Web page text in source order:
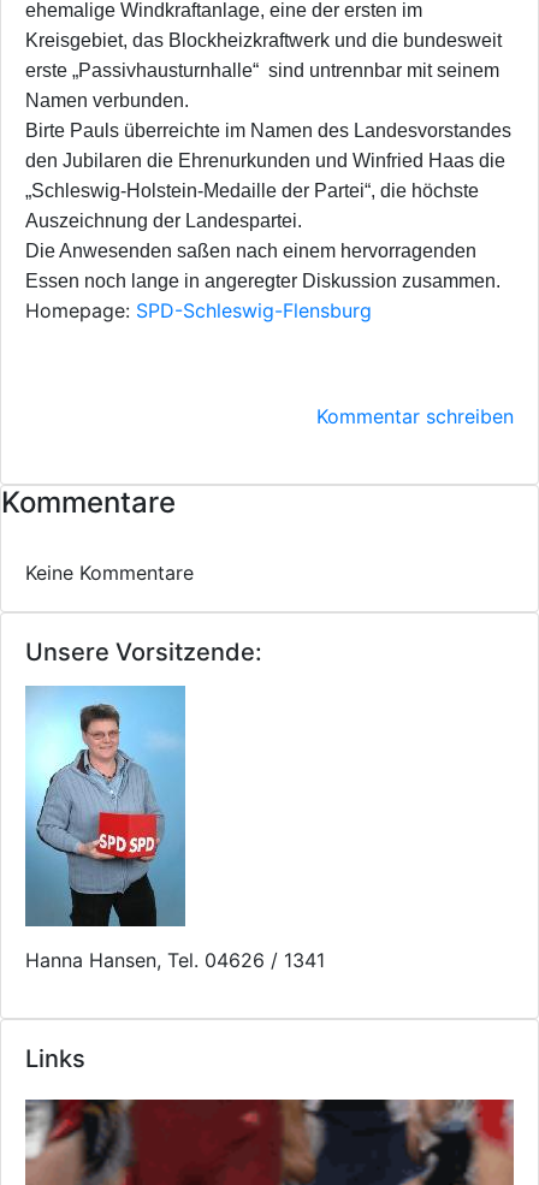
Unsere Vorsitzende:
Hanna Hansen, Tel. 04626 / 1341
ehemalige Windkraftanlage, eine der ersten im
Kreisgebiet, das Blockheizkraftwerk und die bundesweit
erste „Passivhausturnhalle“ sind untrennbar mit seinem
Namen verbunden.
Birte Pauls überreichte im Namen des Landesvorstandes
den Jubilaren die Ehrenurkunden und Winfried Haas die
„Schleswig-Holstein-Medaille der Partei“, die höchste
Auszeichnung der Landespartei.
Die Anwesenden saßen nach einem hervorragenden
Essen noch lange in angeregter Diskussion zusammen.
Homepage: SPD-Schleswig-Flensburg
Kommentar schreiben
Kommentare
Keine Kommentare
Links